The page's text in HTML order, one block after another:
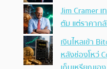
Jim Cramer
ตัม แต่ราคาก
เงินไหลเข้า
หลังช่องโหว่